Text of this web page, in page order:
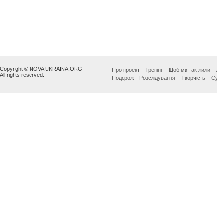
Copyright © NOVA UKRAINA.ORG
All rights reserved.
Про проект Тренінг Щоб ми так жили
Подорож
Розслідування Творчість